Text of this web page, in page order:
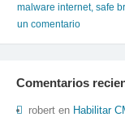
hay
malware
en
pagina
internet
malware internet, safe
un comentario
Comentarios
roberten Habilitar